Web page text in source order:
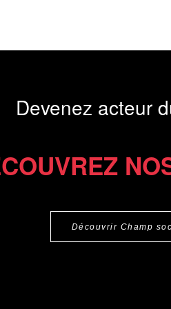
Devenez acteur
Découvrir Champ